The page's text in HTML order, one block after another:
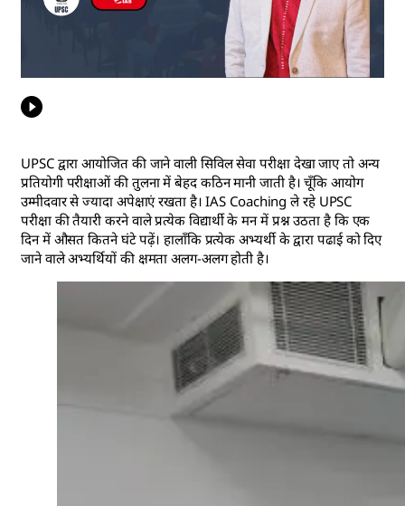
UPSC द्वारा आयोजित की जाने वाली सिविल सेवा परीक्षा देखा जाए तो अन्य
प्रतियोगी परीक्षाओं की तुलना में बेहद कठिन मानी जाती है। चूँकि आयोग
उम्मीदवार से ज्यादा अपेक्षाएं रखता है। IAS Coaching ले रहे UPSC
परीक्षा की तैयारी करने वाले प्रत्येक विद्यार्थी के मन में प्रश्न उठता है कि एक
दिन में औसत कितने घंटे पढ़ें। हालाँकि प्रत्येक अभ्यर्थी के द्वारा पढाई को दिए
जाने वाले अभ्यर्थियों की क्षमता अलग-अलग होती है।